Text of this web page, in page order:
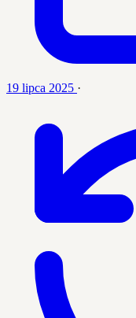
19 lipca 2025 ·